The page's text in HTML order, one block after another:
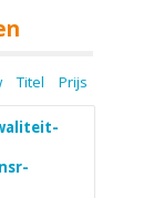
Titel Prijs